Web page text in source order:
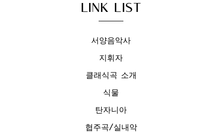
LINK LIST
서양음악사
지휘자
클래식곡 소개
식물
탄자니아
협주곡/실내악